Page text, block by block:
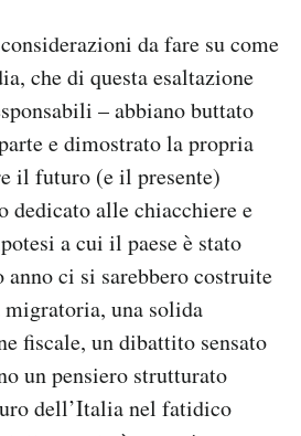
da fare su come
che di questa esaltazione
– abbiano buttato
e dimostrato la propria
il futuro (e il presente)
dedicato alle chiacchiere e
a cui il paese è stato
anno ci si sarebbero costruite
una solida
fiscale, un dibattito sensato
un pensiero strutturato
dell’Italia nel fatidico